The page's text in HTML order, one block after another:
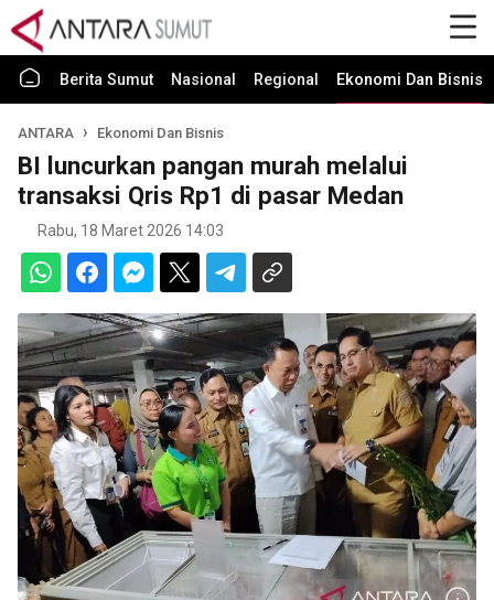
Berita Sumut Nasional Regional Ekonomi Dan Bisnis
ANTARA Ekonomi Dan Bisnis
BI luncurkan pangan murah melalui
transaksi Qris Rp1 di pasar Medan
Rabu, 18 Maret 2026 14:03